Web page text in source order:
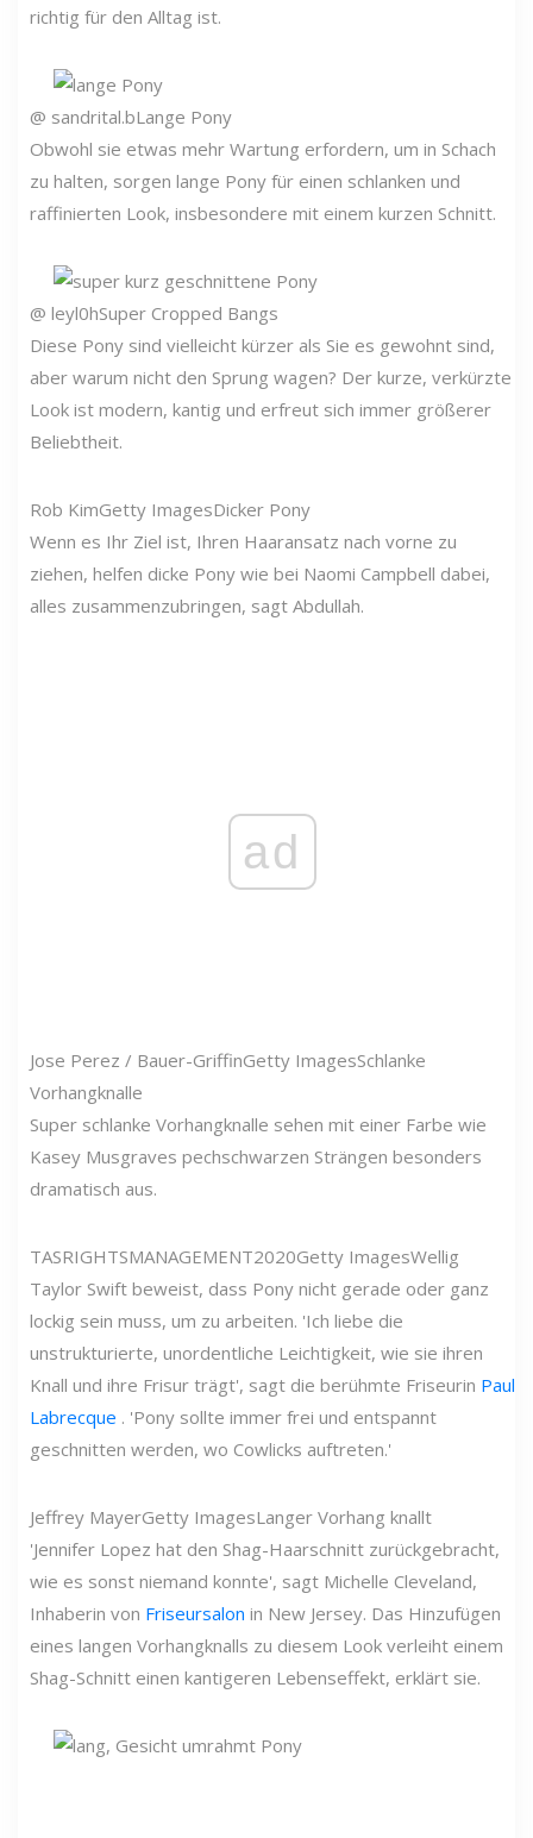
richtig für den Alltag ist.
@ sandrital.bLange Pony
Obwohl sie etwas mehr Wartung erfordern, um in Schach
zu halten, sorgen lange Pony für einen schlanken und
raffinierten Look, insbesondere mit einem kurzen Schnitt.
@ leyl0hSuper Cropped Bangs
Diese Pony sind vielleicht kürzer als Sie es gewohnt sind,
aber warum nicht den Sprung wagen? Der kurze, verkürzte
Look ist modern, kantig und erfreut sich immer größerer
Beliebtheit.
Rob KimGetty ImagesDicker Pony
Wenn es Ihr Ziel ist, Ihren Haaransatz nach vorne zu
ziehen, helfen dicke Pony wie bei Naomi Campbell dabei,
alles zusammenzubringen, sagt Abdullah.
ad
Jose Perez / Bauer-GriffinGetty ImagesSchlanke
Vorhangknalle
Super schlanke Vorhangknalle sehen mit einer Farbe wie
Kasey Musgraves pechschwarzen Strängen besonders
dramatisch aus.
TASRIGHTSMANAGEMENT2020Getty ImagesWellig
Taylor Swift beweist, dass Pony nicht gerade oder ganz
lockig sein muss, um zu arbeiten. 'Ich liebe die
unstrukturierte, unordentliche Leichtigkeit, wie sie ihren
Knall und ihre Frisur trägt', sagt die berühmte Friseurin Paul
Labrecque . 'Pony sollte immer frei und entspannt
geschnitten werden, wo Cowlicks auftreten.'
Jeffrey MayerGetty ImagesLanger Vorhang knallt
'Jennifer Lopez hat den Shag-Haarschnitt zurückgebracht,
wie es sonst niemand konnte', sagt Michelle Cleveland,
Inhaberin von Friseursalon in New Jersey. Das Hinzufügen
eines langen Vorhangknalls zu diesem Look verleiht einem
Shag-Schnitt einen kantigeren Lebenseffekt, erklärt sie.